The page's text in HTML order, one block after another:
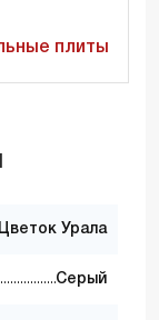
плиты
Цветок Урала
Серый